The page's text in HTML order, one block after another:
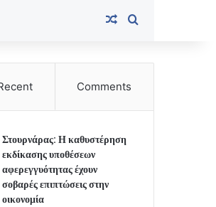
Random Article
Comments
Στουρνάρας: Η καθυστέρηση
εκδίκασης υποθέσεων
αφερεγγυότητας έχουν
σοβαρές επιπτώσεις στην
οικονομία